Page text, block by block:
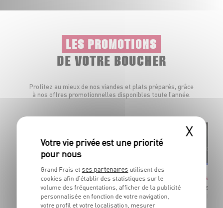
LES PROMOTIONS
DE VOTRE BOUCHER
Profitez au mieux de nos viandes et plats préparés, grâce
à nos offres promotionnelles disponibles toute l’année.
Préparée sur place
Par votre boucher
Côte de porc marinée
Marinade selon l'humeur du boucher. À griller
Dans la limite des stocks disponibles
Mini
cuites,
X
Grand Frais et ses partenaires utilisent des
cookies afin d’établir des statistiques sur le
volume des fréquentations, afficher de la publicité
personnalisée en fonction de votre navigation,
votre profil et votre localisation, mesurer